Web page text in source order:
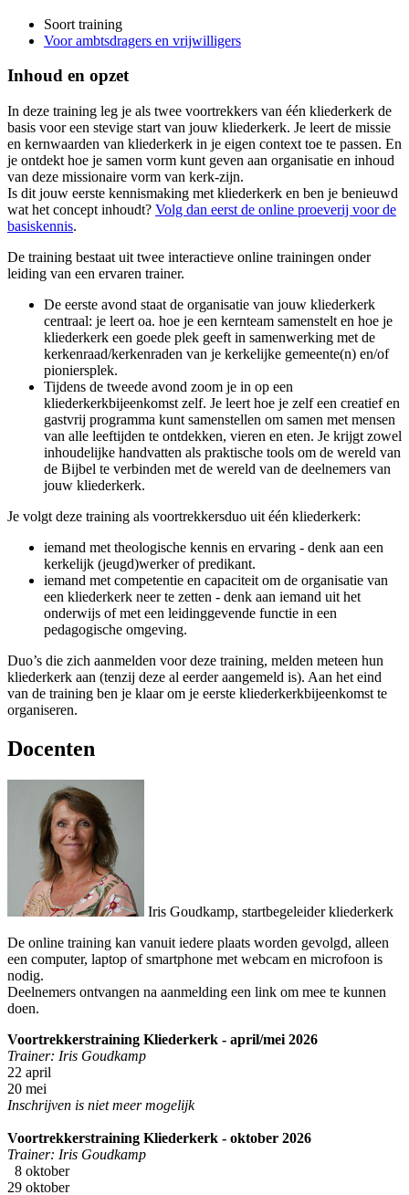
Soort training
Voor ambtsdragers en vrijwilligers
Inhoud en opzet
In deze training leg je als twee voortrekkers van één kliederkerk de
basis voor een stevige start van jouw kliederkerk. Je leert de missie
en kernwaarden van kliederkerk in je eigen context toe te passen. En
je ontdekt hoe je samen vorm kunt geven aan organisatie en inhoud
van deze missionaire vorm van kerk-zijn.
Is dit jouw eerste kennismaking met kliederkerk en ben je benieuwd
wat het concept inhoudt? Volg dan eerst de online proeverij voor de
basiskennis.
De training bestaat uit twee interactieve online trainingen onder
leiding van een ervaren trainer.
De eerste avond staat de organisatie van jouw kliederkerk
centraal: je leert oa. hoe je een kernteam samenstelt en hoe je
kliederkerk een goede plek geeft in samenwerking met de
kerkenraad/kerkenraden van je kerkelijke gemeente(n) en/of
pioniersplek.
Tijdens de tweede avond zoom je in op een
kliederkerkbijeenkomst zelf. Je leert hoe je zelf een creatief en
gastvrij programma kunt samenstellen om samen met mensen
van alle leeftijden te ontdekken, vieren en eten. Je krijgt zowel
inhoudelijke handvatten als praktische tools om de wereld van
de Bijbel te verbinden met de wereld van de deelnemers van
jouw kliederkerk.
Je volgt deze training als voortrekkersduo uit één kliederkerk:
iemand met theologische kennis en ervaring - denk aan een
kerkelijk (jeugd)werker of predikant.
iemand met competentie en capaciteit om de organisatie van
een kliederkerk neer te zetten - denk aan iemand uit het
onderwijs of met een leidinggevende functie in een
pedagogische omgeving.
Duo’s die zich aanmelden voor deze training, melden meteen hun
kliederkerk aan (tenzij deze al eerder aangemeld is). Aan het eind
van de training ben je klaar om je eerste kliederkerkbijeenkomst te
organiseren.
Docenten
Iris Goudkamp, startbegeleider kliederkerk
De online training kan vanuit iedere plaats worden gevolgd, alleen
een computer, laptop of smartphone met webcam en microfoon is
nodig.
Deelnemers ontvangen na aanmelding een link om mee te kunnen
doen.
Voortrekkerstraining Kliederkerk - april/mei 2026
Trainer: Iris Goudkamp
22 april
20 mei
Inschrijven is niet meer mogelijk
Voortrekkerstraining Kliederkerk - oktober 2026
Trainer: Iris Goudkamp
8 oktober
29 oktober